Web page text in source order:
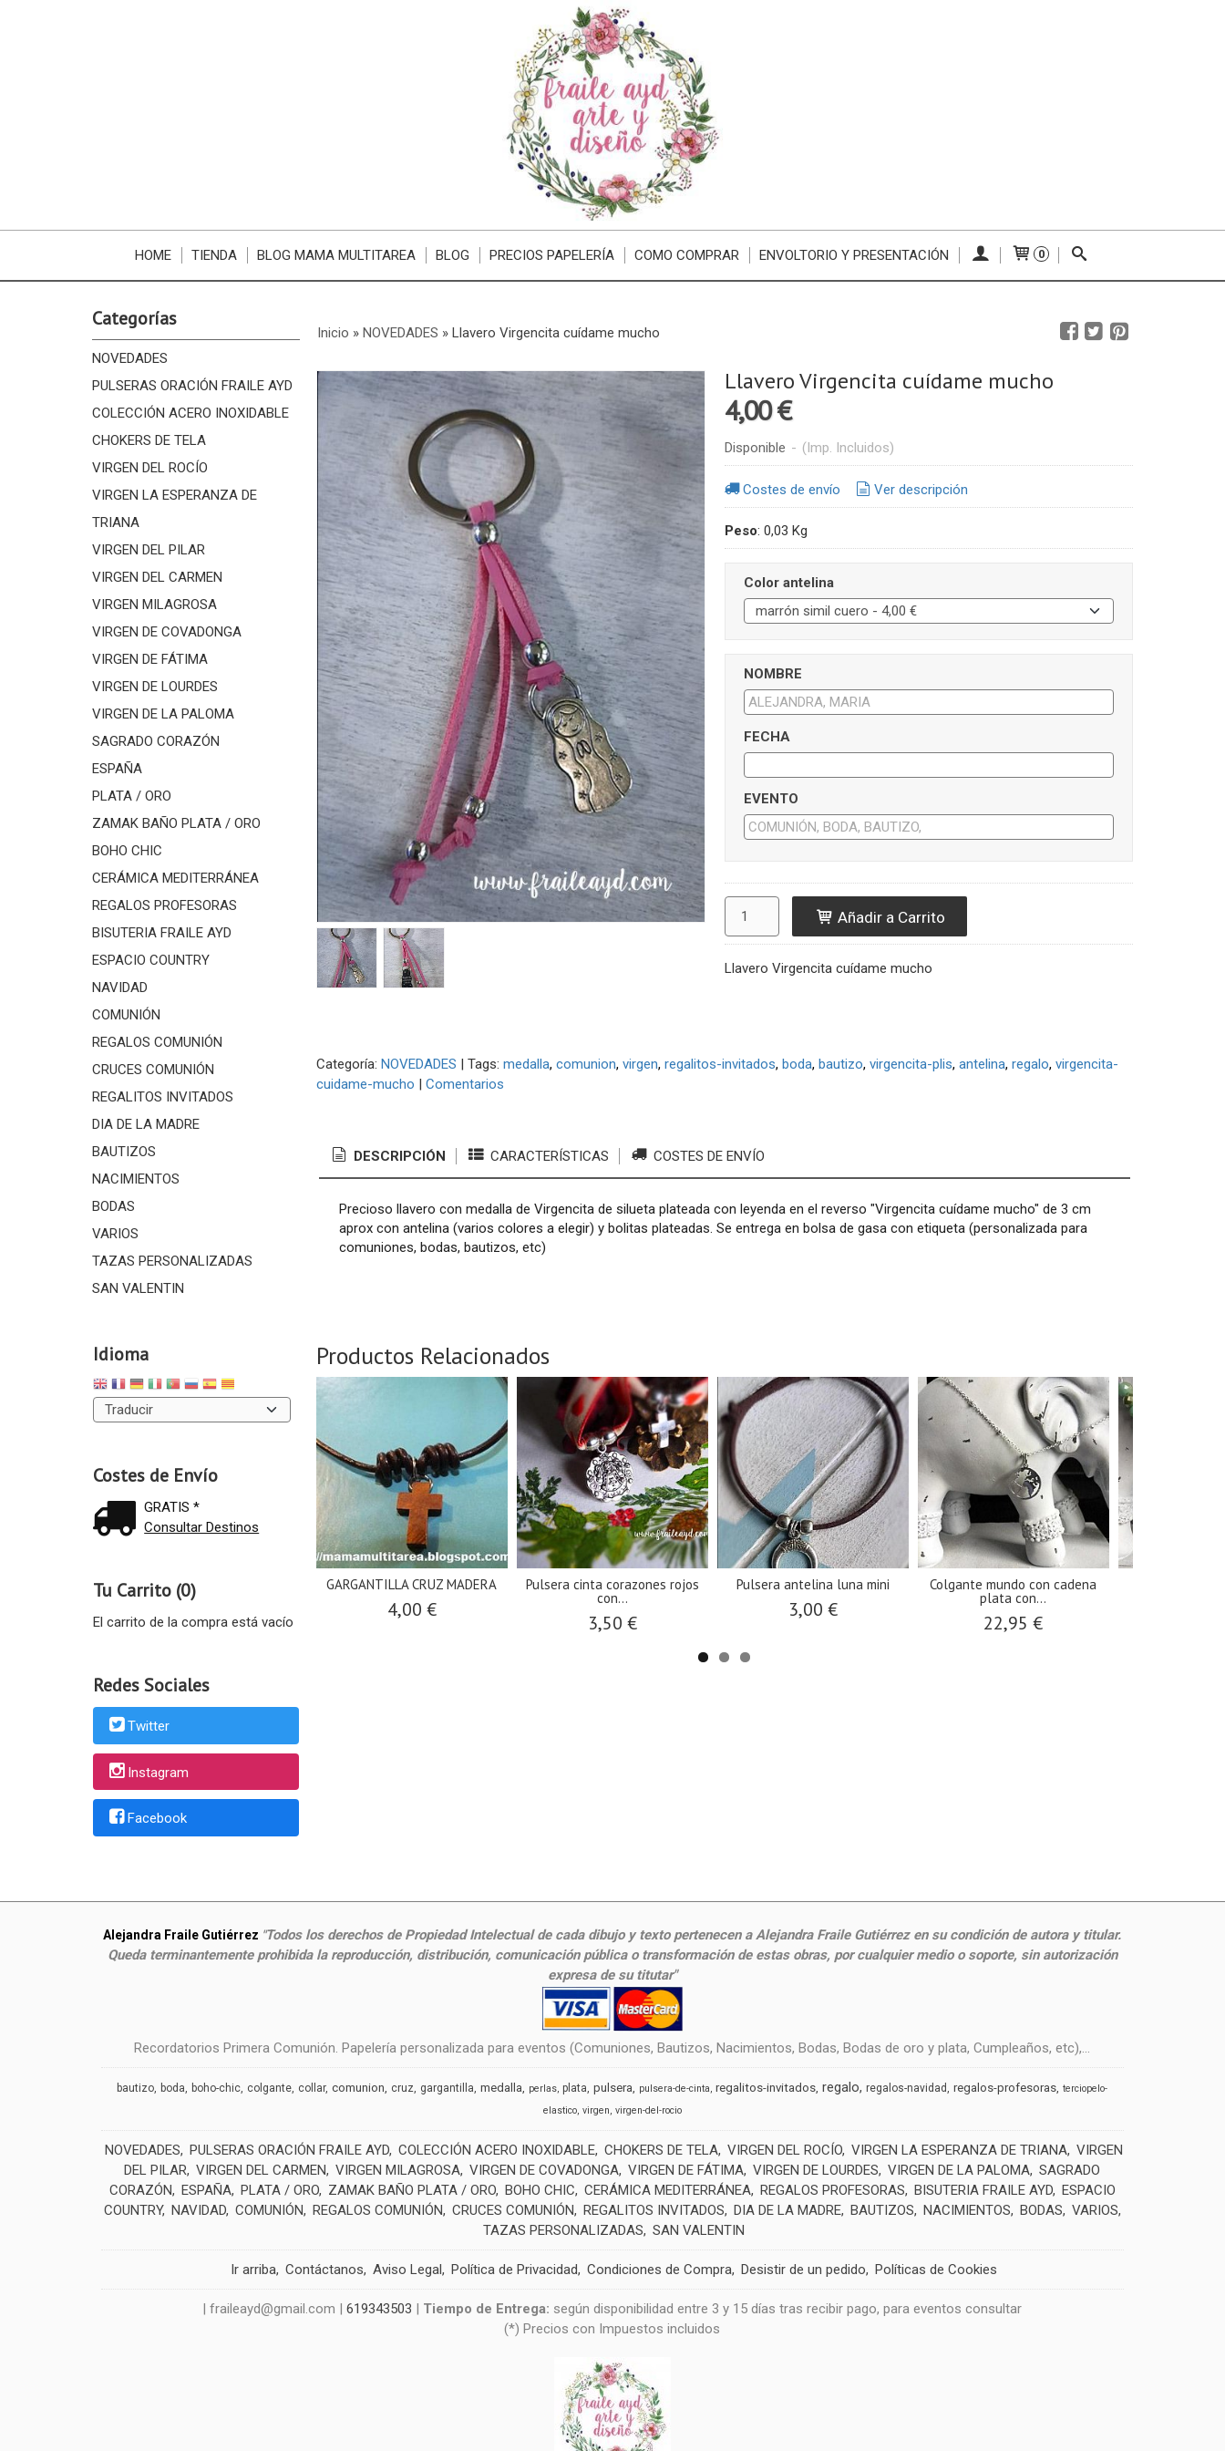
HOME TIENDA BLOG MAMA MULTITAREA BLOG PRECIOS PAPELERÍA COMO COMPRAR ENVOLTORIO Y PRESENTACIÓN 0
Categorías
NOVEDADES
PULSERAS ORACIÓN FRAILE AYD
COLECCIÓN ACERO INOXIDABLE
CHOKERS DE TELA
VIRGEN DEL ROCÍO
VIRGEN LA ESPERANZA DE
TRIANA
VIRGEN DEL PILAR
VIRGEN DEL CARMEN
VIRGEN MILAGROSA
VIRGEN DE COVADONGA
VIRGEN DE FÁTIMA
VIRGEN DE LOURDES
VIRGEN DE LA PALOMA
SAGRADO CORAZÓN
ESPAÑA
PLATA / ORO
ZAMAK BAÑO PLATA / ORO
BOHO CHIC
CERÁMICA MEDITERRÁNEA
REGALOS PROFESORAS
BISUTERIA FRAILE AYD
ESPACIO COUNTRY
NAVIDAD
COMUNIÓN
REGALOS COMUNIÓN
CRUCES COMUNIÓN
REGALITOS INVITADOS
DIA DE LA MADRE
BAUTIZOS
NACIMIENTOS
BODAS
VARIOS
TAZAS PERSONALIZADAS
SAN VALENTIN
Idioma
Costes de Envío
GRATIS *
Consultar Destinos
Tu Carrito (0)
El carrito de la compra está vacío
Redes Sociales
Twitter
Instagram
Facebook
Inicio » NOVEDADES » Llavero Virgencita cuídame mucho
Llavero Virgencita cuídame mucho
4,00 €
Disponible - (Imp. Incluidos)
Costes de envío Ver descripción
Peso: 0,03 Kg
Color antelina
NOMBRE
FECHA
EVENTO
Añadir a Carrito
Llavero Virgencita cuídame mucho
Categoría: NOVEDADES | Tags: medalla comunion virgen regalitos-invitados boda bautizo virgencita-plis antelina regalo virgencita-
cuidame-mucho | Comentarios
DESCRIPCIÓN CARACTERÍSTICAS COSTES DE ENVÍO
Precioso llavero con medalla de Virgencita de silueta plateada con leyenda en el reverso "Virgencita cuídame mucho" de 3 cm
aprox con antelina (varios colores a elegir) y bolitas plateadas. Se entrega en bolsa de gasa con etiqueta (personalizada para
comuniones, bodas, bautizos, etc)
Productos Relacionados
GARGANTILLA CRUZ MADERA
4,00 €
Pulsera cinta corazones rojos
con...
3,50 €
Pulsera antelina luna mini
3,00 €
Colgante mundo con cadena
plata con...
22,95 €
Alejandra Fraile Gutiérrez "Todos los derechos de Propiedad Intelectual de cada dibujo y texto pertenecen a Alejandra Fraile Gutiérrez en su condición de autora y titular.
Queda terminantemente prohibida la reproducción, distribución, comunicación pública o transformación de estas obras, por cualquier medio o soporte, sin autorización
expresa de su titutar"
Recordatorios Primera Comunión. Papelería personalizada para eventos (Comuniones, Bautizos, Nacimientos, Bodas, Bodas de oro y plata, Cumpleaños, etc),...
bautizo boda boho-chic colgante collar comunion cruz gargantilla medalla perlas plata pulsera pulsera-de-cinta regalitos-invitados regalo regalos-navidad regalos-profesoras terciopelo-
elastico virgen virgen-del-rocio
NOVEDADES PULSERAS ORACIÓN FRAILE AYD COLECCIÓN ACERO INOXIDABLE CHOKERS DE TELA VIRGEN DEL ROCÍO VIRGEN LA ESPERANZA DE TRIANA VIRGEN
DEL PILAR VIRGEN DEL CARMEN VIRGEN MILAGROSA VIRGEN DE COVADONGA VIRGEN DE FÁTIMA VIRGEN DE LOURDES VIRGEN DE LA PALOMA SAGRADO
CORAZÓN
ESPAÑA PLATA / ORO ZAMAK BAÑO PLATA / ORO BOHO CHIC CERÁMICA MEDITERRÁNEA REGALOS PROFESORAS BISUTERIA FRAILE AYD ESPACIO
COUNTRY NAVIDAD COMUNIÓN REGALOS COMUNIÓN CRUCES COMUNIÓN REGALITOS INVITADOS DIA DE LA MADRE BAUTIZOS NACIMIENTOS BODAS
VARIOS
TAZAS PERSONALIZADAS
SAN VALENTIN
Ir arriba Contáctanos Aviso Legal Política de Privacidad Condiciones de Compra Desistir de un pedido Políticas de Cookies
| fraileayd@gmail.com |619343503 | Tiempo de Entrega: según disponibilidad entre 3 y 15 días tras recibir pago, para eventos consultar
(*) Precios con Impuestos incluidos